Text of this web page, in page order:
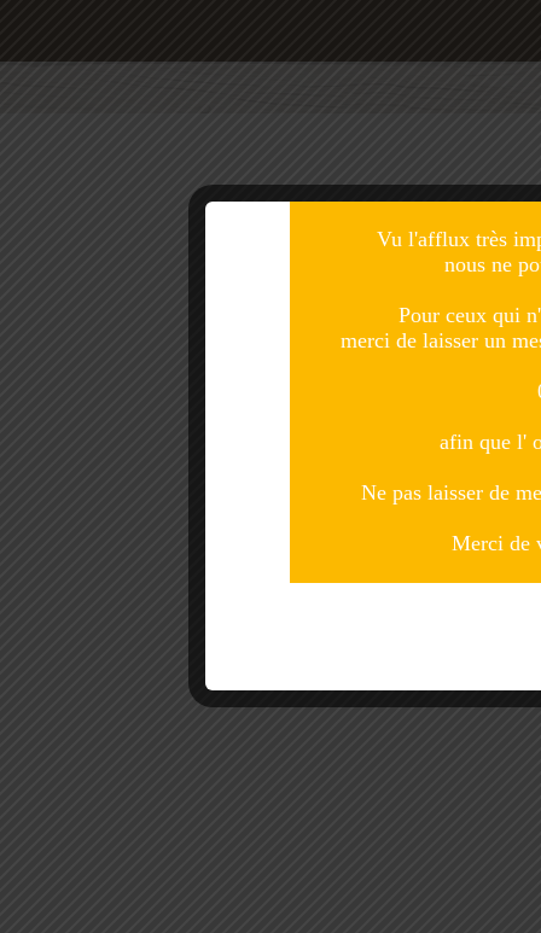
Vu l'afflux très
nous ne
Pour ceux qui
merci de laisser un
afin que l'
Ne pas laisser de
Merci de